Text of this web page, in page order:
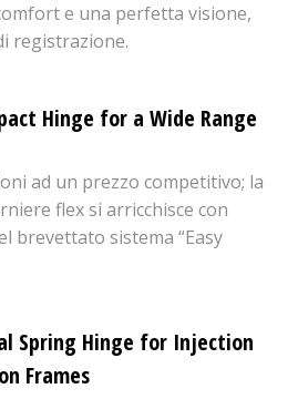
e una perfetta visione,
registrazione.
Hinge for a Wide Range
ad un prezzo competitivo; la
flex si arricchisce con
brevettato sistema “Easy
Spring Hinge for Injection
Frames